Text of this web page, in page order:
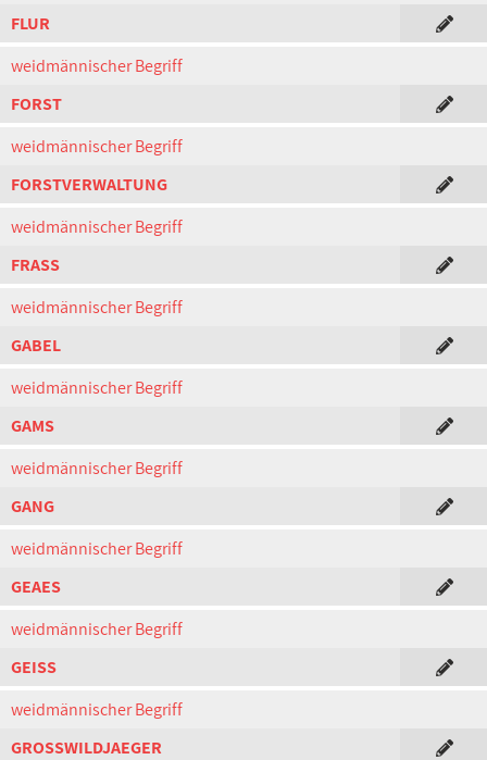
FLUR
weidmännischer Begriff
FORST
weidmännischer Begriff
FORSTVERWALTUNG
weidmännischer Begriff
FRASS
weidmännischer Begriff
GABEL
weidmännischer Begriff
GAMS
weidmännischer Begriff
GANG
weidmännischer Begriff
GEAES
weidmännischer Begriff
GEISS
weidmännischer Begriff
GROSSWILDJAEGER